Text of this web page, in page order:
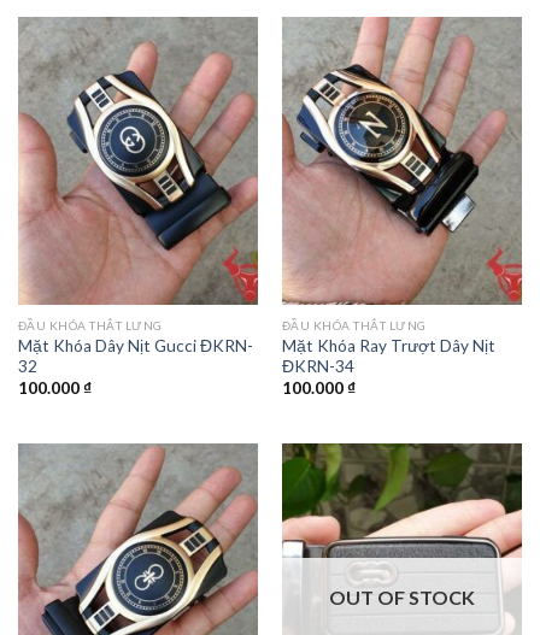
ĐẦU KHÓA THẮT LƯNG
Mặt Khóa Dây Nịt Gucci ĐKRN-
32
100.000₫
ĐẦU KHÓA THẮT LƯNG
Mặt Khóa Ray Trượt Dây Nịt
ĐKRN-34
100.000₫
OUT OF STOCK